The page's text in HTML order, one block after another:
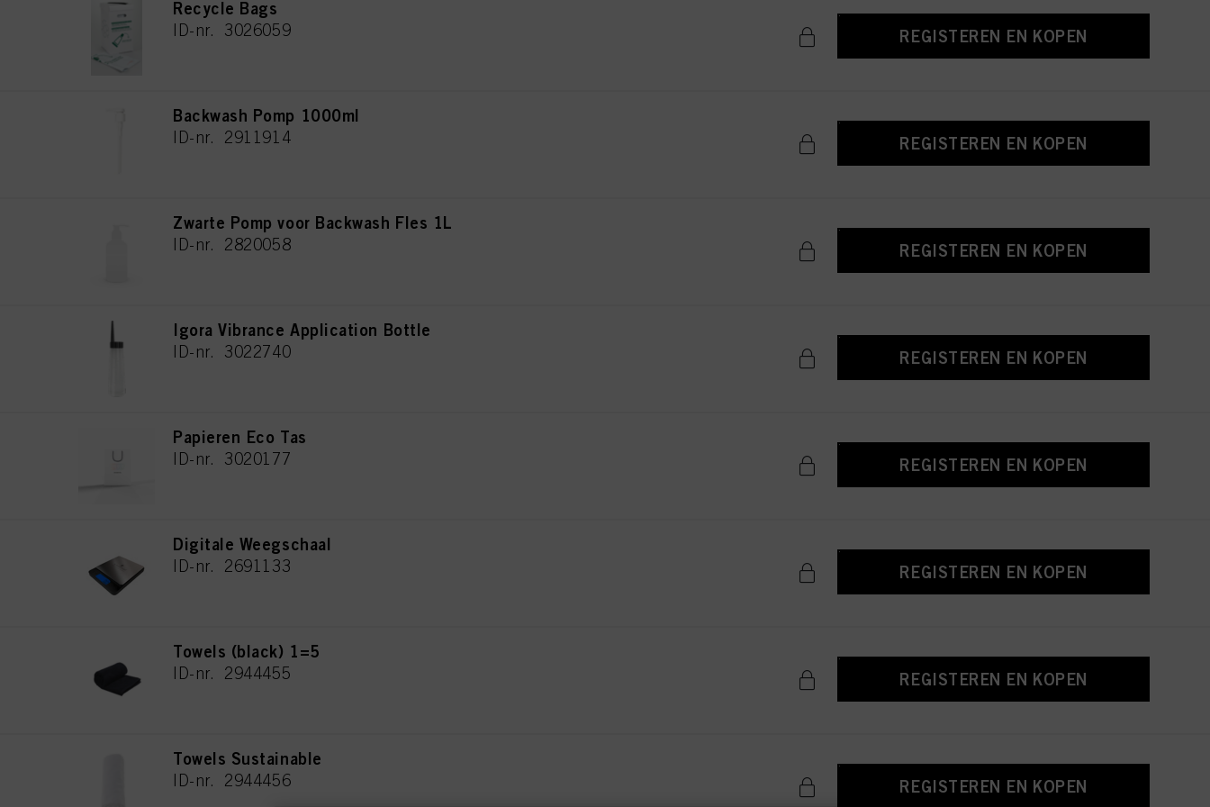
Recycle Bags
ID-nr. 3026059 REGISTEREN EN KOPEN
Backwash Pomp 1000ml
ID-nr. 2911914 REGISTEREN EN KOPEN
Zwarte Pomp voor Backwash Fles 1L
ID-nr. 2820058 REGISTEREN EN KOPEN
Igora Vibrance Application Bottle
ID-nr. 3022740 REGISTEREN EN KOPEN
Papieren Eco Tas
ID-nr. 3020177 REGISTEREN EN KOPEN
Digitale Weegschaal
ID-nr. 2691133 REGISTEREN EN KOPEN
Towels (black) 1=5
ID-nr. 2944455 REGISTEREN EN KOPEN
Towels Sustainable
ID-nr. 2944456 REGISTEREN EN KOPEN